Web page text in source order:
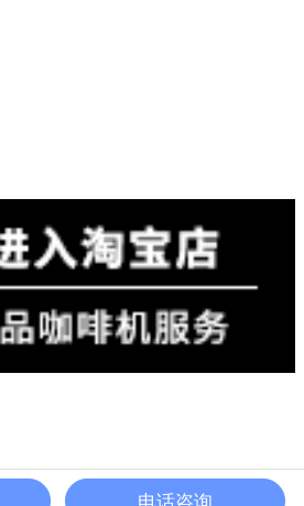
睿食品销售有限公司 沪ICP备
电话咨询